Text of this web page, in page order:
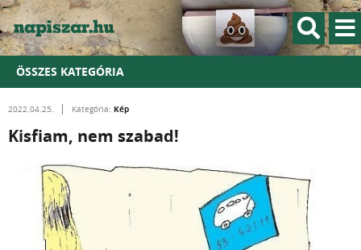
ÖSSZES KATEGÓRIA
2022.04.25. Kategória: Kép
Kisfiam, nem szabad!